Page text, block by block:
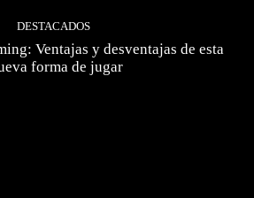
DESTACADOS
Ventajas y desventajas de esta
forma de jugar